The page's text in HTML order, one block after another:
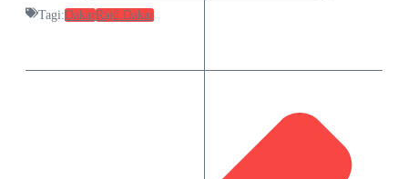
Tagi:DakarRajd Dakar